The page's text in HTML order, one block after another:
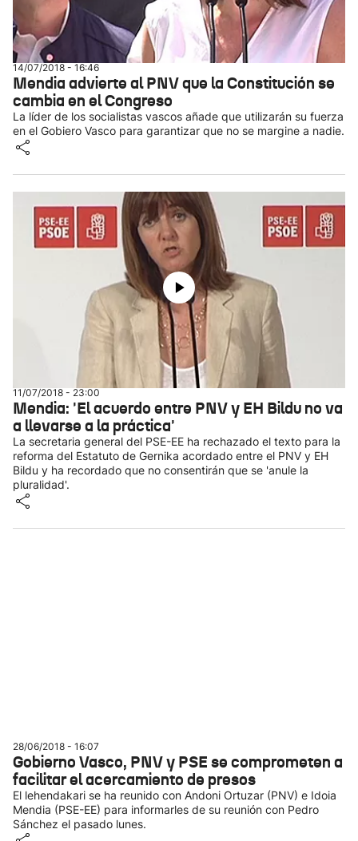
14/07/2018 - 16:46
Mendia advierte al PNV que la Constitución se
cambia en el Congreso
La líder de los socialistas vascos añade que utilizarán su fuerza
en el Gobiero Vasco para garantizar que no se margine a nadie.
11/07/2018 - 23:00
Mendia: 'El acuerdo entre PNV y EH Bildu no va
a llevarse a la práctica'
La secretaria general del PSE-EE ha rechazado el texto para la
reforma del Estatuto de Gernika acordado entre el PNV y EH
Bildu y ha recordado que no consentirán que se 'anule la
pluralidad'.
28/06/2018 - 16:07
Gobierno Vasco, PNV y PSE se comprometen a
facilitar el acercamiento de presos
El lehendakari se ha reunido con Andoni Ortuzar (PNV) e Idoia
Mendia (PSE-EE) para informarles de su reunión con Pedro
Sánchez el pasado lunes.